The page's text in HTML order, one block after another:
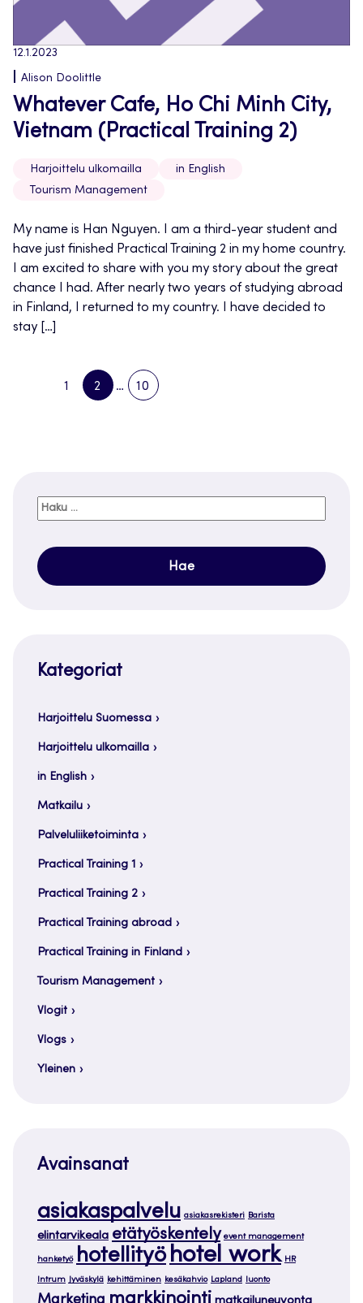
12.1.2023
Alison Doolittle
Whatever Cafe, Ho Chi Minh City,
Vietnam (Practical Training 2)
Harjoittelu ulkomailla
in English
Tourism Management
My name is Han Nguyen. I am a third-year student and
have just finished Practical Training 2 in my home country.
I am excited to share with you my story about the great
chance I had. After nearly two years of studying abroad
in Finland, I returned to my country. I have decided to
stay […]
PREVIOUS
PAGE
1
PAGE
2
…
PAGE
10
Haku:
Kategoriat
Harjoittelu Suomessa
Harjoittelu ulkomailla
in English
Matkailu
Palveluliiketoiminta
Practical Training 1
Practical Training 2
Practical Training abroad
Practical Training in Finland
Tourism Management
Vlogit
Vlogs
Yleinen
Avainsanat
asiakaspalvelu asiakasrekisteri Barista
elintarvikeala etätyöskentely event management
hanketyö hotellityö hotel work HR
Intrum Jyväskylä kehittäminen kesäkahvio Lapland luonto